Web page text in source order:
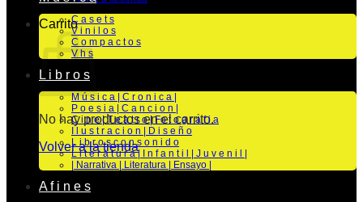
Carrito
No hay productos en el carrito.
Volver a la tienda
C a s e t s
V i n i l o s
C o m p a c t o s
V h s
L i b r o s
M ú s i c a | C r o n i c a |
P o e s i a | C a n c i o n |
C i n e | T e a t r o | Fo t o g r a f i a
I l u s t r a c i o n | D i s e ñ o
L i b r o s c o n s o n i d o
L i t e r a t u r a | I n f a n t i l | J u v e n i l |
| Narrativa | Literatura | Ensayo |
A f i n e s